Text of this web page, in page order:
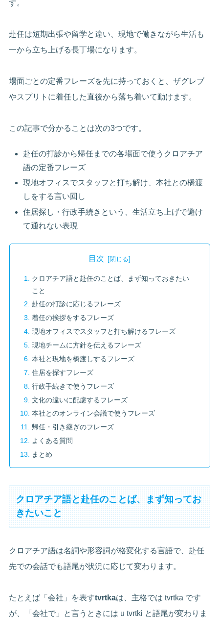
す。
赴任は短期出張や留学と違い、現地で働きながら生活も
一から立ち上げる長丁場になります。
場面ごとの定番フレーズを先に持っておくと、ザグレブ
やスプリトに着任した直後から落ち着いて動けます。
この記事で分かることは次の3つです。
赴任の打診から帰任までの各場面で使うクロアチア
語の定番フレーズ
現地オフィスでスタッフと打ち解け、本社との橋渡
しをする言い回し
住居探し・行政手続きという、生活立ち上げで避け
て通れない表現
目次
クロアチア語と赴任のことば、まず知っておきたい
こと
赴任の打診に応じるフレーズ
着任の挨拶をするフレーズ
現地オフィスでスタッフと打ち解けるフレーズ
現地チームに方針を伝えるフレーズ
本社と現地を橋渡しするフレーズ
住居を探すフレーズ
行政手続きで使うフレーズ
文化の違いに配慮するフレーズ
本社とのオンライン会議で使うフレーズ
帰任・引き継ぎのフレーズ
よくある質問
まとめ
クロアチア語と赴任のことば、まず知ってお
きたいこと
クロアチア語は名詞や形容詞が格変化する言語で、赴任
先での会話でも語尾が状況に応じて変わります。
たとえば「会社」を表すtvrtkaは、主格では tvrtka です
が、「会社で」と言うときには u tvrtki と語尾が変わりま